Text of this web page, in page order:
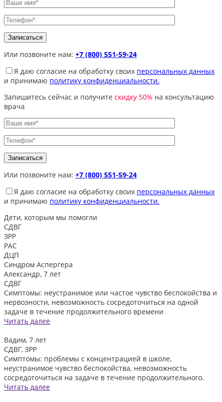
Или позвоните нам: +7 (800) 551-59-24
Я даю согласие на обработку своих персональных данных
и принимаю политику конфиденциальности.
Запишитесь сейчас и получите скидку 50% на консультацию
врача
Или позвоните нам: +7 (800) 551-59-24
Я даю согласие на обработку своих персональных данных
и принимаю политику конфиденциальности.
Дети, которым мы помогли
СДВГ
ЗРР
РАС
ДЦП
Синдром Аспергера
Александр, 7 лет
СДВГ
Симптомы: неустранимое или частое чувство беспокойства и
нервозности, невозможность сосредоточиться на одной
задаче в течение продолжительного времени
Читать далее
Вадим, 7 лет
СДВГ, ЗРР
Симптомы: проблемы с концентрацией в школе,
неустранимое чувство беспокойства, невозможность
сосредоточиться на задаче в течение продолжительного.
Читать далее